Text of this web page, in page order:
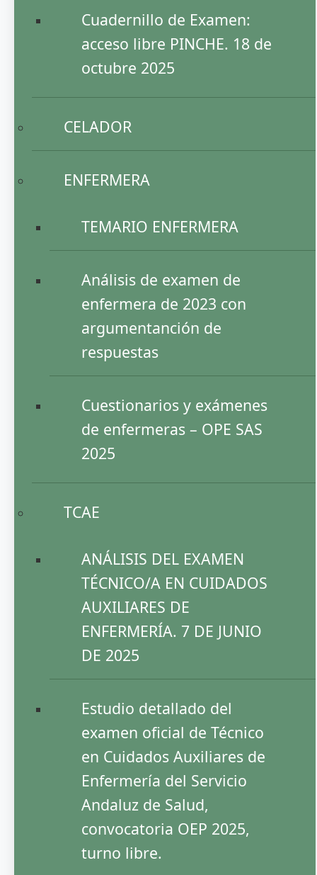
Cuadernillo de Examen:
acceso libre PINCHE. 18 de
octubre 2025
CELADOR
ENFERMERA
TEMARIO ENFERMERA
Análisis de examen de
enfermera de 2023 con
argumentanción de
respuestas
Cuestionarios y exámenes
de enfermeras – OPE SAS
2025
TCAE
ANÁLISIS DEL EXAMEN
TÉCNICO/A EN CUIDADOS
AUXILIARES DE
ENFERMERÍA. 7 DE JUNIO
DE 2025
Estudio detallado del
examen oficial de Técnico
en Cuidados Auxiliares de
Enfermería del Servicio
Andaluz de Salud,
convocatoria OEP 2025,
turno libre.